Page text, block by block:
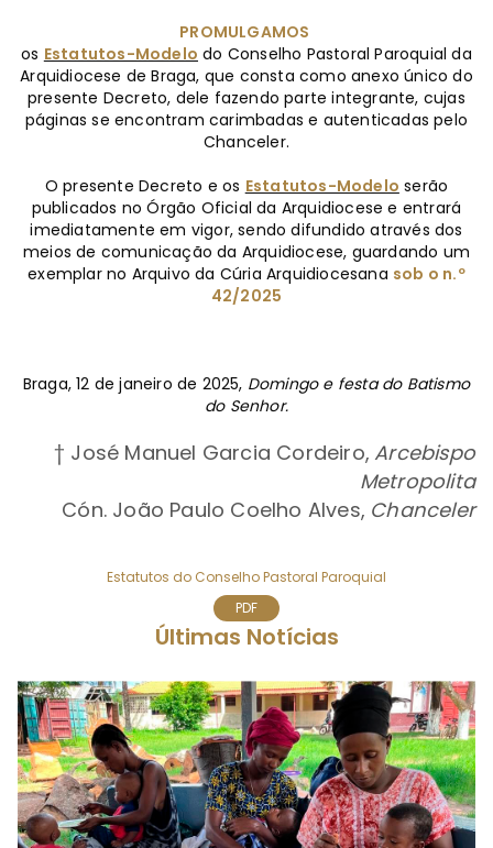
PROMULGAMOS
os Estatutos-Modelo do Conselho Pastoral Paroquial da
Arquidiocese de Braga, que consta como anexo único do
presente Decreto, dele fazendo parte integrante, cujas
páginas se encontram carimbadas e autenticadas pelo
Chanceler.
O presente Decreto e os Estatutos-Modelo serão
publicados no Órgão Oficial da Arquidiocese e entrará
imediatamente em vigor, sendo difundido através dos
meios de comunicação da Arquidiocese, guardando um
exemplar no Arquivo da Cúria Arquidiocesana sob o n.º
42/2025
Braga, 12 de janeiro de 2025, Domingo e festa do Batismo
do Senhor.
† José Manuel Garcia Cordeiro, Arcebispo
Metropolita
Cón. João Paulo Coelho Alves, Chanceler
Estatutos do Conselho Pastoral Paroquial
PDF
Últimas Notícias